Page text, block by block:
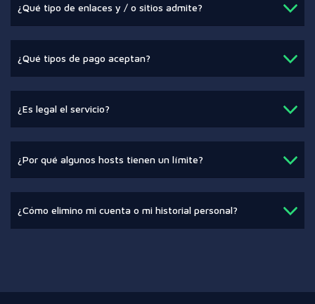
¿Qué tipo de enlaces y / o sitios admite?
¿Qué tipos de pago aceptan?
¿Es legal el servicio?
¿Por qué algunos hosts tienen un límite?
¿Cómo elimino mi cuenta o mi historial personal?